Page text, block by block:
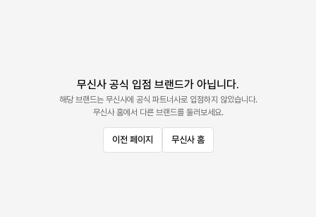
무신사 공식 입점 브랜드가 아닙니다.
해당 브랜드는 무신사에 공식 파트너사로 입점하지 않았습니다.
무신사 홈에서 다른 브랜드를 둘러보세요.
이전 페이지 무신사 홈